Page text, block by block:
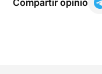
Compartir opinió